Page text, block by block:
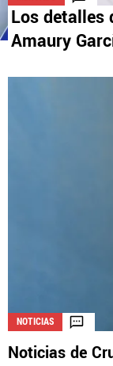
Los detalles
Amaury
NOTICIAS
Noticias de